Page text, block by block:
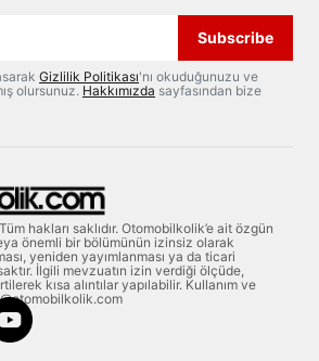
Subscribe
Gizlilik Politikası'nı okuduğunuzu ve
olursunuz. Hakkımızda sayfasından bize
hakları saklıdır. Otomobilkolik’e ait özgün
önemli bir bölümünün izinsiz olarak
yeniden yayımlanması ya da ticari
İlgili mevzuatın izin verdiği ölçüde,
kısa alıntılar yapılabilir. Kullanım ve